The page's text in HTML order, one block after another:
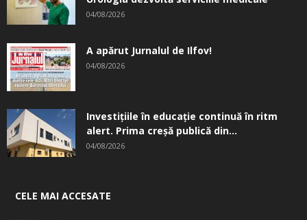
04/08/2026
A apărut Jurnalul de Ilfov!
04/08/2026
Investițiile în educație continuă în ritm
alert. Prima creşă publică din...
04/08/2026
CELE MAI ACCESATE